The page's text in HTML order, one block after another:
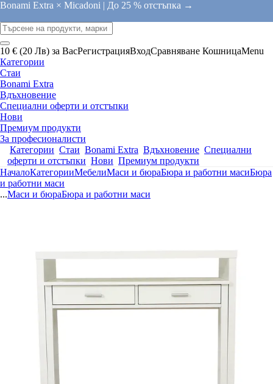
Bonami Extra × Micadoni | До 25 % отстъпка →
10 € (20 Лв) за ВасРегистрацияВходСравняване КошницаMenu
Категории
Стаи
Bonami Extra
Вдъхновение
Специални оферти и отстъпки
Нови
Премиум продукти
За професионалисти
Категории Стаи Bonami Extra Вдъхновение Специални
оферти и отстъпки Нови Премиум продукти
НачалоКатегорииМебелиМаси и бюраБюра и работни масиБюра
и работни маси
...Маси и бюраБюра и работни маси